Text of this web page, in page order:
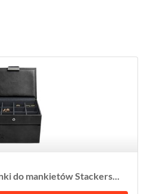
do mankietów Stackers...